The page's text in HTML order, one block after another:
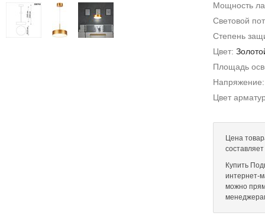
Мощность
Световой
Степень
Цвет:
Площадь
Цвет
Цена
Купить
интернет-
можно